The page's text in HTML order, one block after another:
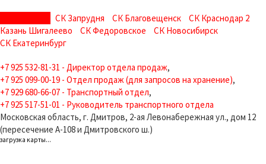
СК Запрудня СК Благовещенск
СК Краснодар 2
Казань Шигалеево
СК Федоровское
СК Новосибирск
СК Екатеринбург
+7 925 532-81-31 - Директор отдела продаж,
+7 925 099-00-19 - Отдел продаж (для запросов на хранение),
+7 929 680-66-07 - Транспортный отдел,
+7 925 517-51-01 - Руководитель транспортного отдела
Московская область, г. Дмитров, 2-ая Левонабережная ул., дом 12
(пересечение А-108 и Дмитровского ш.)
загрузка карты...